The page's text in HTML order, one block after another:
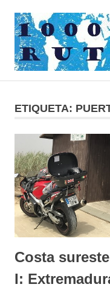
contenido
ruedas
ETIQUETA:
Costa
I: